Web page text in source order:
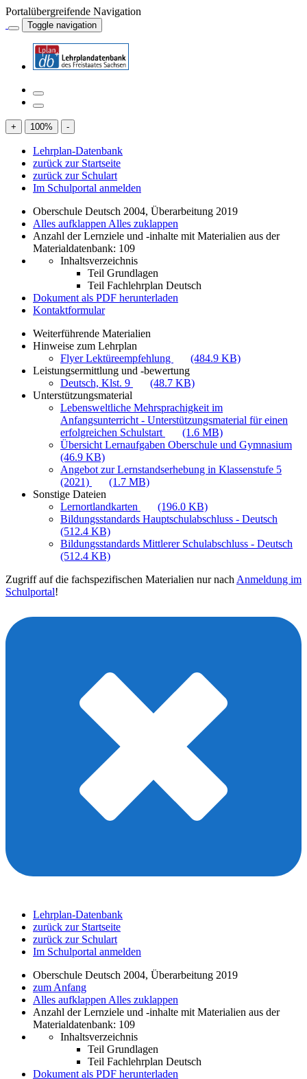
Portalübergreifende Navigation
Toggle navigation
+ 100% -
Lehrplan-Datenbank
zurück zur Startseite
zurück zur Schulart
Im Schulportal anmelden
Oberschule Deutsch 2004, Überarbeitung 2019
Alles aufklappen Alles zuklappen
Anzahl der Lernziele und -inhalte mit Materialien aus der
Materialdatenbank: 109
Inhaltsverzeichnis
Teil Grundlagen
Teil Fachlehrplan Deutsch
Dokument als PDF herunterladen
Kontaktformular
Weiterführende Materialien
Hinweise zum Lehrplan
Flyer Lektüreempfehlung
(484.9 KB)
Leistungsermittlung und -bewertung
Deutsch, Klst. 9
(48.7 KB)
Unterstützungsmaterial
Lebensweltliche Mehrsprachigkeit im
Anfangsunterricht - Unterstützungsmaterial für einen
erfolgreichen Schulstart
(1.6 MB)
Übersicht Lernaufgaben Oberschule und Gymnasium
(46.9 KB)
Angebot zur Lernstandserhebung in Klassenstufe 5
(2021)
(1.7 MB)
Sonstige Dateien
Lernortlandkarten
(196.0 KB)
Bildungsstandards Hauptschulabschluss - Deutsch
(512.4 KB)
Bildungsstandards Mittlerer Schulabschluss - Deutsch
(512.4 KB)
Zugriff auf die fachspezifischen Materialien nur nach Anmeldung im
Schulportal!
Lehrplan-Datenbank
zurück zur Startseite
zurück zur Schulart
Im Schulportal anmelden
Oberschule Deutsch 2004, Überarbeitung 2019
zum Anfang
Alles aufklappen Alles zuklappen
Anzahl der Lernziele und -inhalte mit Materialien aus der
Materialdatenbank: 109
Inhaltsverzeichnis
Teil Grundlagen
Teil Fachlehrplan Deutsch
Dokument als PDF herunterladen